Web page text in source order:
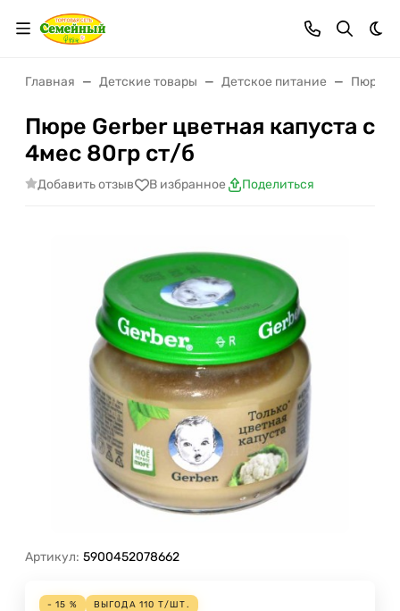
Главная Детские товары Детское питание Пюре
Пюре Gerber цветная капуста с
4мес 80гр ст/б
Добавить отзыв В избранное Поделиться
Артикул: 5900452078662
- 15 % ВЫГОДА 110 Т/ШТ.